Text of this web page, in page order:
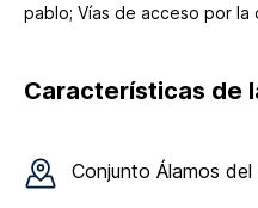
pablo; Vías de acceso por la
Características de
Conjunto Álamos del